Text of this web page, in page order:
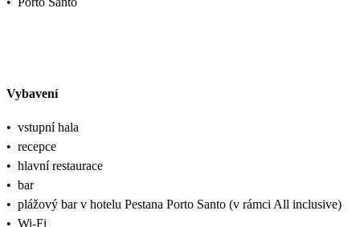
Vybavení
• vstupní hala
• recepce
• hlavní restaurace
• bar
• plážový bar v hotelu Pestana Porto Santo (v rámci All inclusive)
• Wi-Fi